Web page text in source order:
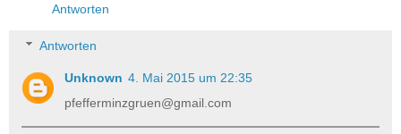
Antworten
Antworten
Unknown 4. Mai 2015 um 22:35
pfefferminzgruen@gmail.com